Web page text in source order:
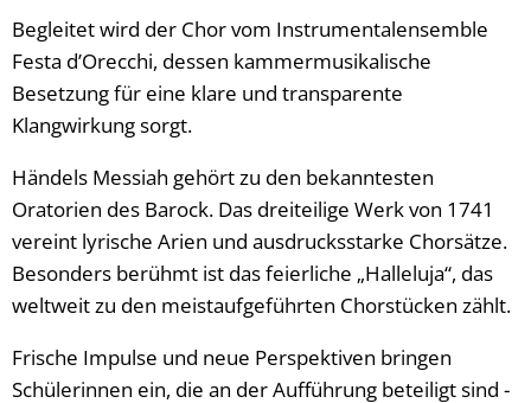
Begleitet wird der Chor vom Instrumentalensemble
Festa d’Orecchi, dessen kammermusikalische
Besetzung für eine klare und transparente
Klangwirkung sorgt.
Händels Messiah gehört zu den bekanntesten
Oratorien des Barock. Das dreiteilige Werk von 1741
vereint lyrische Arien und ausdrucksstarke Chorsätze.
Besonders berühmt ist das feierliche „Halleluja“, das
weltweit zu den meistaufgeführten Chorstücken zählt.
Frische Impulse und neue Perspektiven bringen
Schülerinnen ein, die an der Aufführung beteiligt sind -